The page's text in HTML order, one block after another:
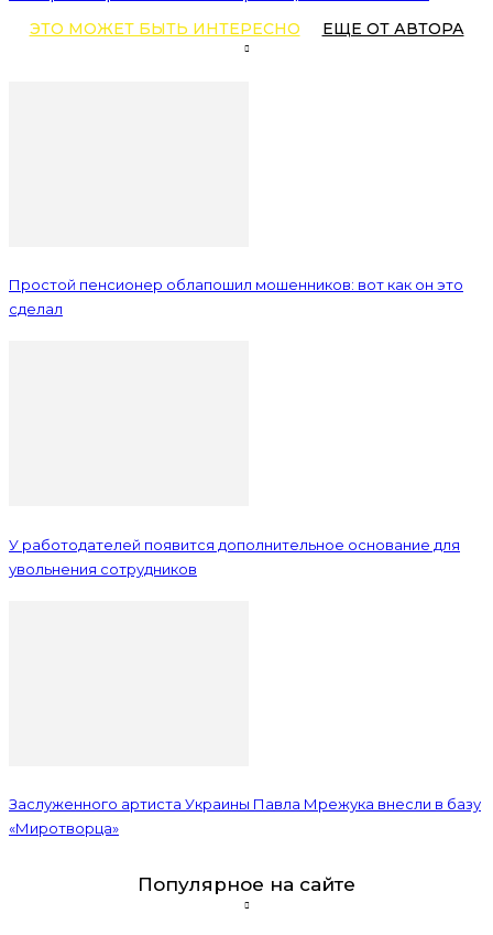
ЭТО МОЖЕТ БЫТЬ ИНТЕРЕСНО ЕЩЕ ОТ АВТОРА
Простой пенсионер облапошил мошенников: вот как он это
сделал
У работодателей появится дополнительное основание для
увольнения сотрудников
Заслуженного артиста Украины Павла Мрежука внесли в базу
«Миротворца»
Популярное на сайте